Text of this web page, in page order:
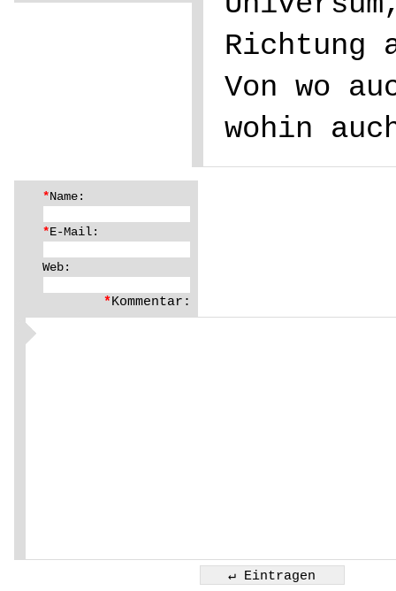
Richtung
Von wo
wohin
*Name:
*E-Mail:
Web:
*Kommentar: